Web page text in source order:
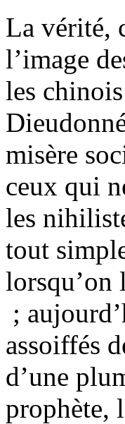
La vérité,
l’image
les
misère
ceux qui
les
tout
lorsqu’on
;
assoiffés
d’une
prophète,